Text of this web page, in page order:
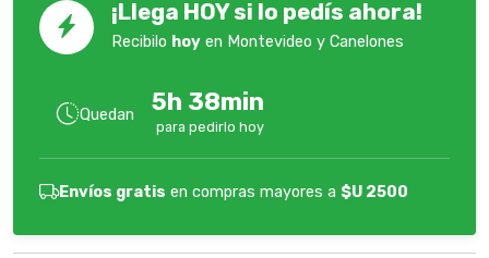
¡Llega HOY si lo pedís ahora!
Recibilo hoy en Montevideo y Canelones
Quedan 5h 38min
para pedirlo hoy
Envíos gratis en compras mayores a $U 2500